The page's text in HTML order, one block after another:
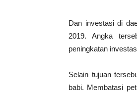
Dan investasi di
2019. Angka
peningkatan
Selain tujuan
babi. Membatasi